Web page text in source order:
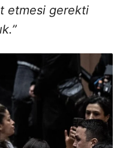
etmesi gerekti